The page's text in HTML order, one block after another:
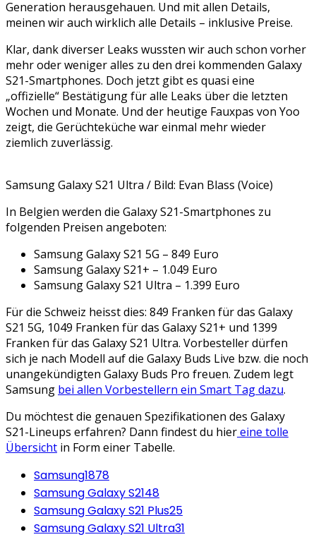
Generation herausgehauen. Und mit allen Details,
meinen wir auch wirklich alle Details – inklusive Preise.
Klar, dank diverser Leaks wussten wir auch schon vorher
mehr oder weniger alles zu den drei kommenden Galaxy
S21-Smartphones. Doch jetzt gibt es quasi eine
„offizielle“ Bestätigung für alle Leaks über die letzten
Wochen und Monate. Und der heutige Fauxpas von Yoo
zeigt, die Gerüchteküche war einmal mehr wieder
ziemlich zuverlässig.
Samsung Galaxy S21 Ultra / Bild: Evan Blass (Voice)
In Belgien werden die Galaxy S21-Smartphones zu
folgenden Preisen angeboten:
Samsung Galaxy S21 5G – 849 Euro
Samsung Galaxy S21+ – 1.049 Euro
Samsung Galaxy S21 Ultra – 1.399 Euro
Für die Schweiz heisst dies: 849 Franken für das Galaxy
S21 5G, 1049 Franken für das Galaxy S21+ und 1399
Franken für das Galaxy S21 Ultra. Vorbesteller dürfen
sich je nach Modell auf die Galaxy Buds Live bzw. die noch
unangekündigten Galaxy Buds Pro freuen. Zudem legt
Samsung bei allen Vorbestellern ein Smart Tag dazu.
Du möchtest die genauen Spezifikationen des Galaxy
S21-Lineups erfahren? Dann findest du hiereine tolle
Übersicht in Form einer Tabelle.
Samsung1878
Samsung Galaxy S2148
Samsung Galaxy S21 Plus25
Samsung Galaxy S21 Ultra31